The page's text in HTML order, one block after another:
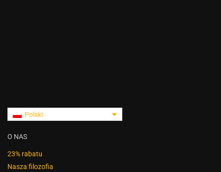
Polski
O NAS
23% rabatu
Nasza filozofia